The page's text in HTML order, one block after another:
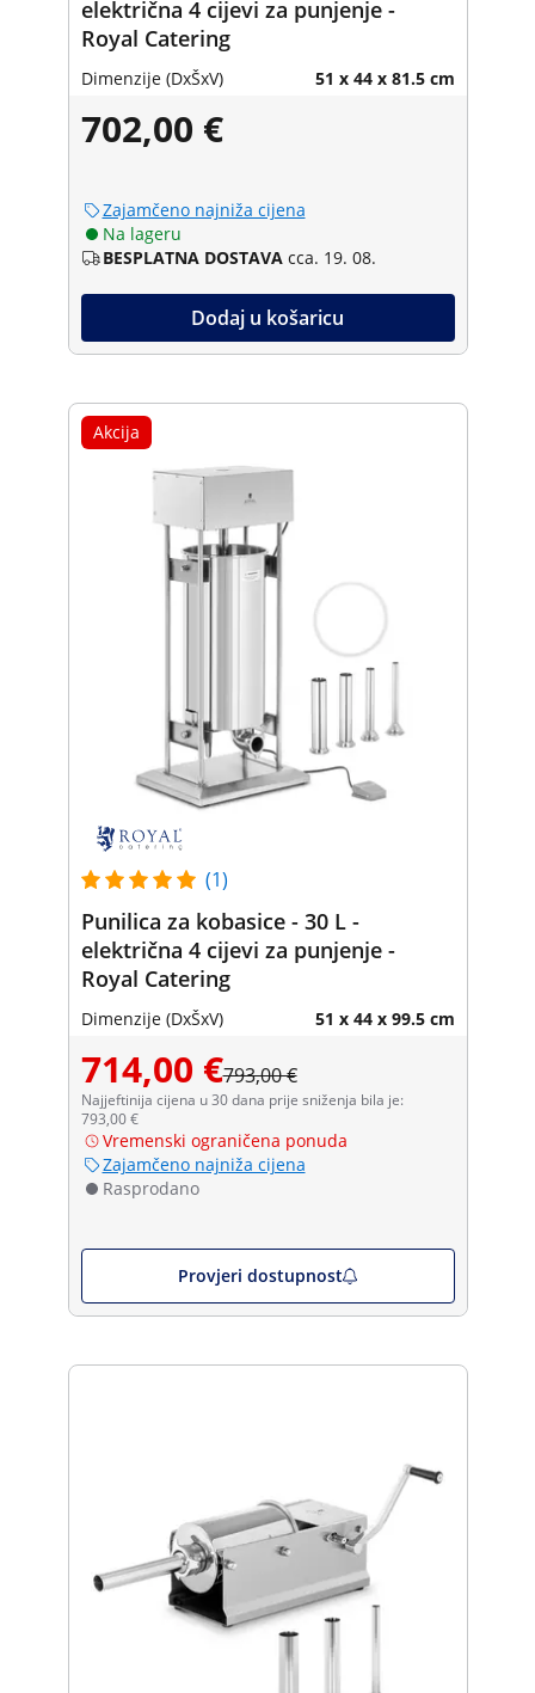
električna 4 cijevi za punjenje -
Royal Catering
Dimenzije (DxŠxV) 51 x 44 x 81.5 cm
702,00 €
Zajamčeno najniža cijena
Na lageru
BESPLATNA DOSTAVA cca. 19. 08.
Dodaj u košaricu
Akcija
(1)
Punilica za kobasice - 30 L -
električna 4 cijevi za punjenje -
Royal Catering
Dimenzije (DxŠxV) 51 x 44 x 99.5 cm
714,00 €793,00 €
Najjeftinija cijena u 30 dana prije sniženja bila je:
793,00 €
Vremenski ograničena ponuda
Zajamčeno najniža cijena
Rasprodano
Provjeri dostupnost